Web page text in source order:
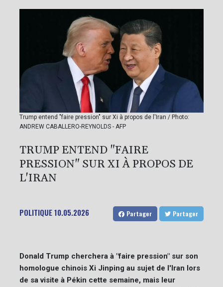
Trump entend "faire pression" sur Xi à propos de l'Iran / Photo:
ANDREW CABALLERO-REYNOLDS - AFP
TRUMP ENTEND "FAIRE
PRESSION" SUR XI À PROPOS DE
L'IRAN
POLITIQUE10.05.2026 Partager Partager
Donald Trump cherchera à "faire pression" sur son
homologue chinois Xi Jinping au sujet de l'Iran lors
de sa visite à Pékin cette semaine, mais leur